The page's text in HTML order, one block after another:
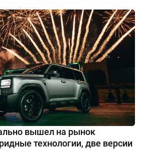
вышел на рынок
технологии, две версии